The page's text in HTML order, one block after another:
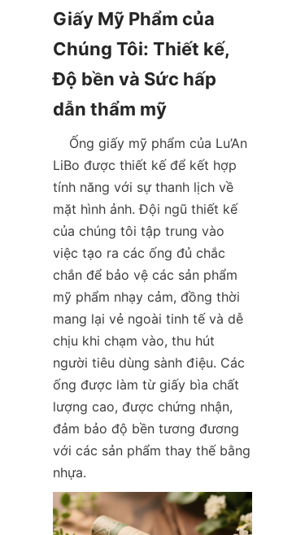
Giấy Mỹ Phẩm của
Chúng Tôi: Thiết kế,
Độ bền và Sức hấp
LiBo được thiết kế để kết hợp
tính năng với sự thanh lịch về
mặt hình ảnh. Đội ngũ thiết kế
của chúng tôi tập trung vào
việc tạo ra các ống đủ chắc
chắn để bảo vệ các sản phẩm
mỹ phẩm nhạy cảm, đồng thời
mang lại vẻ ngoài tinh tế và dễ
chịu khi chạm vào, thu hút
người tiêu dùng sành điệu. Các
ống được làm từ giấy bìa chất
lượng cao, được chứng nhận,
đảm bảo độ bền tương đương
với các sản phẩm thay thế bằng
nhựa.